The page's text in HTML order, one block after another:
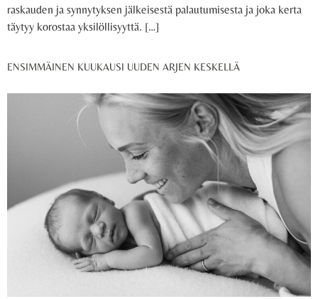
raskauden ja synnytyksen jälkeisestä palautumisesta ja joka kerta
täytyy korostaa yksilöllisyyttä. […]
ENSIMMÄINEN KUUKAUSI UUDEN ARJEN KESKELLÄ